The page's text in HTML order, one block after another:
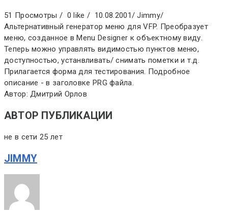
51 Просмотры / 0 like / 10.08.2001/ Jimmy/
Альтернативный генератор меню для VFP. Преобразует
меню, созданное в Menu Designer к объектному виду.
Теперь можно управлять видимостью пунктов меню,
доступностью, устанвливать/ снимать пометки и т.д.
Прилагается форма для тестирования. Подробное
описание - в заголовке PRG файла.
Автор: Дмитрий Орлов
АВТОР ПУБЛИКАЦИИ
не в сети 25 лет
JIMMY